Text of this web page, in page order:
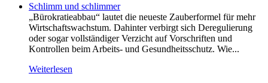
Schlimm und schlimmer
„Bürokratieabbau“ lautet die neueste Zauberformel für mehr
Wirtschaftswachstum. Dahinter verbirgt sich Deregulierung
oder sogar vollständiger Verzicht auf Vorschriften und
Kontrollen beim Arbeits- und Gesundheitsschutz. Wie...
Weiterlesen